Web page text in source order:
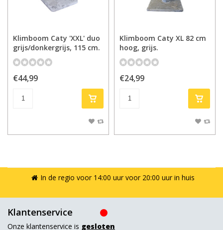
Klimboom Caty 'XXL' duo
grijs/donkergrijs, 115 cm.
€44,99
Klimboom Caty XL 82 cm
hoog, grijs.
€24,99
In de regio voor 14:00 uur voor 20:00 uur in huis
Klantenservice
Onze klantenservice is gesloten